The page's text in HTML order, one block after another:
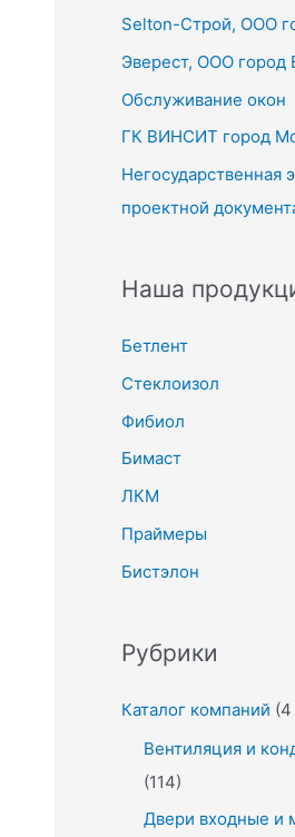
:Selton-Строй, OOO
Эверест, ООО город
Обслуживание окон
ГК ВИНСИТ город
Негосударственная
проектной
Наша
Бетлент
Стеклоизол
Фибиол
Бимаст
ЛКМ
Праймеры
Бистэлон
Рубрики
Каталог компаний
Вентиляция и
(114)
Двери входные и